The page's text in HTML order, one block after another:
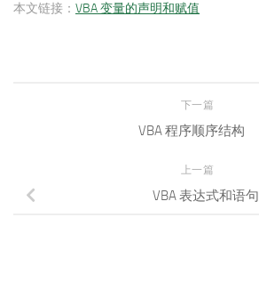
本文链接： VBA 变量的声明和赋值
下一篇
VBA 程序顺序结构
上一篇
VBA 表达式和语句